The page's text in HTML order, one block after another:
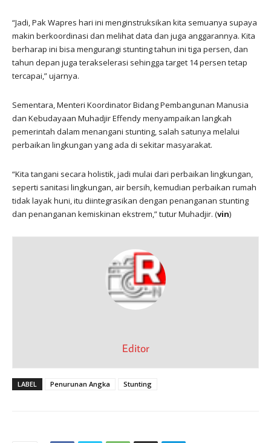
“Jadi, Pak Wapres hari ini menginstruksikan kita semuanya supaya
makin berkoordinasi dan melihat data dan juga anggarannya. Kita
berharap ini bisa mengurangi stunting tahun ini tiga persen, dan
tahun depan juga terakselerasi sehingga target 14 persen tetap
tercapai,” ujarnya.
Sementara, Menteri Koordinator Bidang Pembangunan Manusia
dan Kebudayaan Muhadjir Effendy menyampaikan langkah
pemerintah dalam menangani stunting, salah satunya melalui
perbaikan lingkungan yang ada di sekitar masyarakat.
“Kita tangani secara holistik, jadi mulai dari perbaikan lingkungan,
seperti sanitasi lingkungan, air bersih, kemudian perbaikan rumah
tidak layak huni, itu diintegrasikan dengan penanganan stunting
dan penanganan kemiskinan ekstrem,” tutur Muhadjir. (vin)
Editor
LABEL Penurunan Angka Stunting